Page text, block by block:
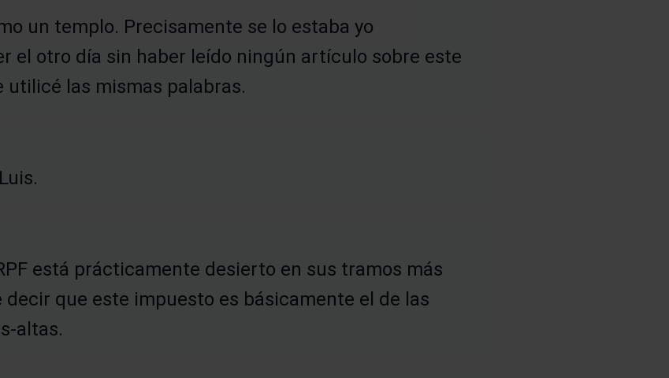
un templo. Precisamente se lo estaba yo
el otro día sin haber leído ningún artículo sobre este
las mismas palabras.
está prácticamente desierto en sus tramos más
decir que este impuesto es básicamente el de las
altas.